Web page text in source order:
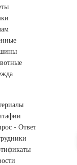
- Ответ